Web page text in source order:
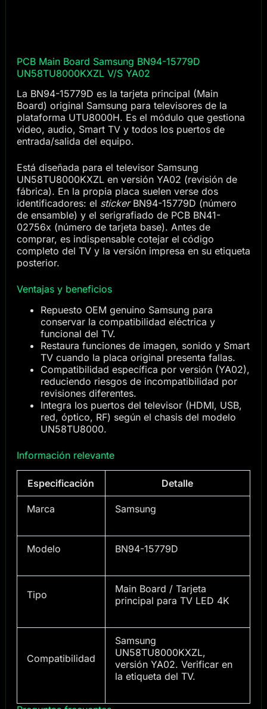
PCB Main Board Samsung BN94-15779D
UN58TU8000KXZL V/S YA02
La BN94-15779D es la tarjeta principal (Main
Board) original Samsung para televisores de la
plataforma UTU8000H. Es el módulo que gestiona
video, audio, Smart TV y todos los puertos de
entrada/salida del equipo.
Está diseñada para el televisor Samsung
UN58TU8000KXZL en versión YA02 (revisión de
fábrica). En la propia placa suelen verse dos
identificadores: el stickerBN94-15779D (número
de ensamble) y el serigrafiado de PCB BN41-
02756x (número de tarjeta base). Antes de
comprar, es indispensable cotejar el código
completo del TV y la versión impresa en su etiqueta
posterior.
Ventajas y beneficios
Repuesto OEM genuino Samsung para
conservar la compatibilidad eléctrica y
funcional del TV.
Restaura funciones de imagen, sonido y Smart
TV cuando la placa original presenta fallas.
Compatibilidad específica por versión (YA02),
reduciendo riesgos de incompatibilidad por
revisiones diferentes.
Integra los puertos del televisor (HDMI, USB,
red, óptico, RF) según el chasis del modelo
UN58TU8000.
Información relevante
Especificación Detalle
Marca Samsung
Modelo BN94-15779D
Tipo
Main Board / Tarjeta
principal para TV LED 4K
Compatibilidad
Samsung
UN58TU8000KXZL,
versión YA02. Verificar en
la etiqueta del TV.